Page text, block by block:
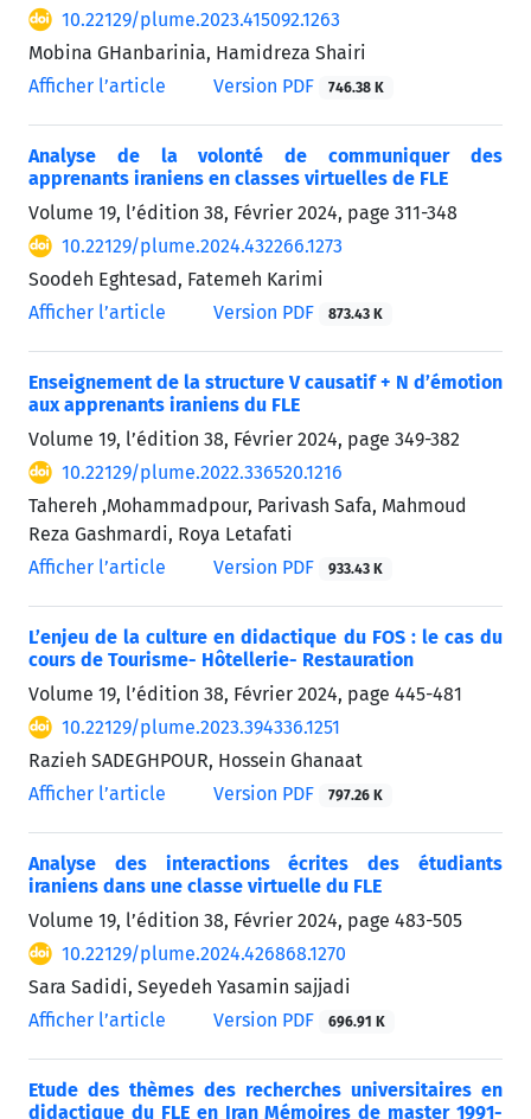
10.22129/plume.2023.415092.1263
Mobina GHanbarinia, Hamidreza Shairi
Afficher l’article
Version PDF 746.38 K
Analyse de la volonté de communiquer des
apprenants iraniens en classes virtuelles de FLE
Volume 19, l’édition 38, Février 2024, page 311-348
10.22129/plume.2024.432266.1273
Soodeh Eghtesad, Fatemeh Karimi
Afficher l’article
Version PDF 873.43 K
Enseignement de la structure V causatif + N d’émotion
aux apprenants iraniens du FLE
Volume 19, l’édition 38, Février 2024, page 349-382
10.22129/plume.2022.336520.1216
Tahereh ,Mohammadpour, Parivash Safa, Mahmoud
Reza Gashmardi, Roya Letafati
Afficher l’article
Version PDF 933.43 K
L’enjeu de la culture en didactique du FOS : le cas du
cours de Tourisme- Hôtellerie- Restauration
Volume 19, l’édition 38, Février 2024, page 445-481
10.22129/plume.2023.394336.1251
Razieh SADEGHPOUR, Hossein Ghanaat
Afficher l’article
Version PDF 797.26 K
Analyse des interactions écrites des étudiants
iraniens dans une classe virtuelle du FLE
Volume 19, l’édition 38, Février 2024, page 483-505
10.22129/plume.2024.426868.1270
Sara Sadidi, Seyedeh Yasamin sajjadi
Afficher l’article
Version PDF 696.91 K
Etude des thèmes des recherches universitaires en
didactique du FLE en Iran Mémoires de master 1991-